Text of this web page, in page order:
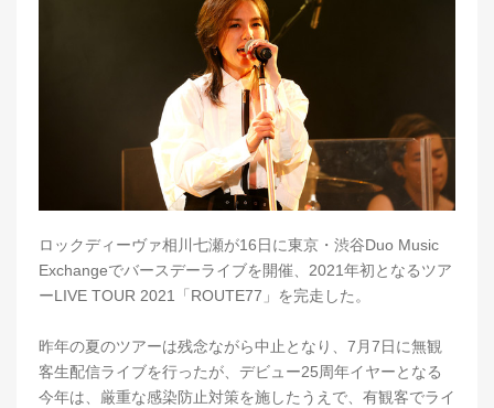
ロックディーヴァ相川七瀬が16日に東京・渋谷Duo Music
Exchangeでバースデーライブを開催、2021年初となるツア
ーLIVE TOUR 2021「ROUTE77」を完走した。
昨年の夏のツアーは残念ながら中止となり、7月7日に無観
客生配信ライブを行ったが、デビュー25周年イヤーとなる
今年は、厳重な感染防止対策を施したうえで、有観客でライ